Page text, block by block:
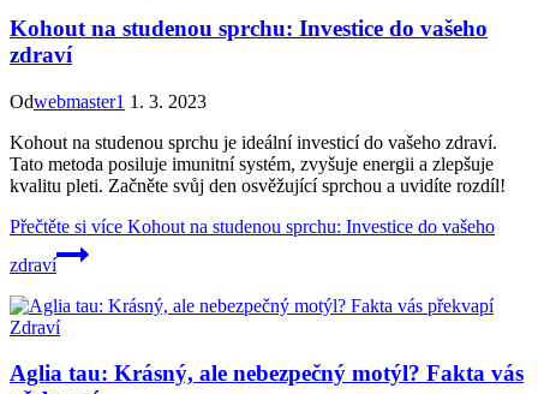
Kohout na studenou sprchu: Investice do vašeho
zdraví
Odwebmaster1 1. 3. 2023
Kohout na studenou sprchu je ideální investicí do vašeho zdraví.
Tato metoda posiluje imunitní systém, zvyšuje energii a zlepšuje
kvalitu pleti. Začněte svůj den osvěžující sprchou a uvidíte rozdíl!
Přečtěte si více Kohout na studenou sprchu: Investice do vašeho
zdraví
Zdraví
Aglia tau: Krásný, ale nebezpečný motýl? Fakta vás